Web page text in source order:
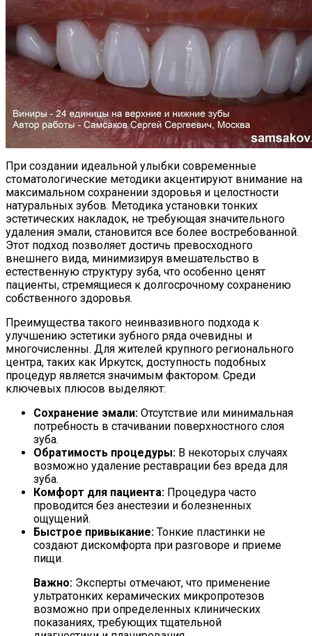
При создании идеальной улыбки современные
стоматологические методики акцентируют внимание на
максимальном сохранении здоровья и целостности
натуральных зубов. Методика установки тонких
эстетических накладок, не требующая значительного
удаления эмали, становится все более востребованной.
Этот подход позволяет достичь превосходного
внешнего вида, минимизируя вмешательство в
естественную структуру зуба, что особенно ценят
пациенты, стремящиеся к долгосрочному сохранению
собственного здоровья.
Преимущества такого неинвазивного подхода к
улучшению эстетики зубного ряда очевидны и
многочисленны. Для жителей крупного регионального
центра, таких как Иркутск, доступность подобных
процедур является значимым фактором. Среди
ключевых плюсов выделяют:
Сохранение эмали: Отсутствие или минимальная
потребность в стачивании поверхностного слоя
зуба.
Обратимость процедуры: В некоторых случаях
возможно удаление реставрации без вреда для
зуба.
Комфорт для пациента: Процедура часто
проводится без анестезии и болезненных
ощущений.
Быстрое привыкание: Тонкие пластинки не
создают дискомфорта при разговоре и приеме
пищи.
Важно: Эксперты отмечают, что применение
ультратонких керамических микропротезов
возможно при определенных клинических
показаниях, требующих тщательной